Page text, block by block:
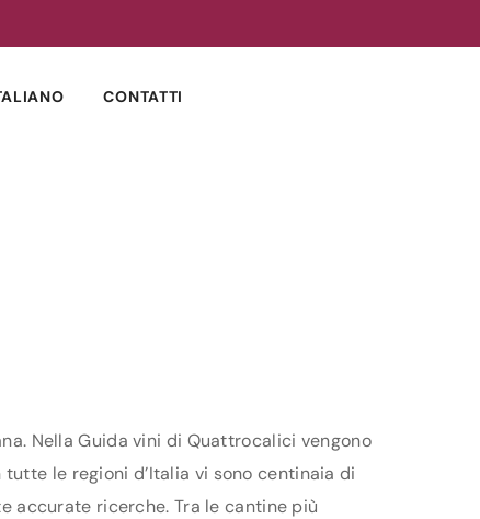
CONTATTI
Nella Guida vini di Quattrocalici vengono
le regioni d’Italia vi sono centinaia di
accurate ricerche. Tra le cantine più